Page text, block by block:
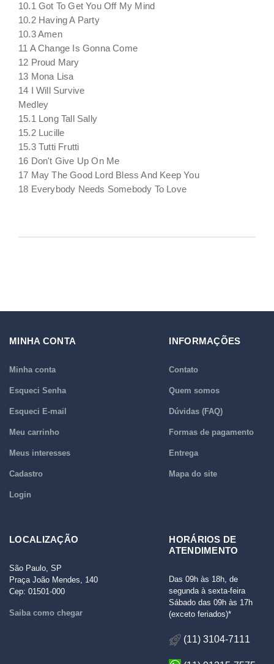
10.1 Got To Get You Off My Mind
10.2 Having A Party
10.3 Amen
11 A Change Is Gonna Come
12 Proud Mary
13 Mona Lisa
14 I Will Survive
Medley
15.1 Long Tall Sally
15.2 Lucille
15.3 Tutti Frutti
16 Don't Give Up On Me
17 May The Good Lord Bless And Keep You
18 Everybody Needs Somebody To Love
MINHA CONTA
Minha conta
Esqueci Senha
Esqueci E-mail
Meu carrinho
Meus interesses
Cadastro
Login
INFORMAÇÕES
Contato
Quem somos
Dúvidas (FAQ)
Formas de pagamento
Entrega
Mapa do site
LOCALIZAÇÃO
São Paulo, SP
Praça João Mendes, 140
Cep: 01501-000
Saiba como chegar
HORÁRIOS DE
ATENDIMENTO
Das 09h às 18h, de
segunda à sexta-feira
Sábado das 09h às 17h
(exceto feriados)*
(11) 3104-7111